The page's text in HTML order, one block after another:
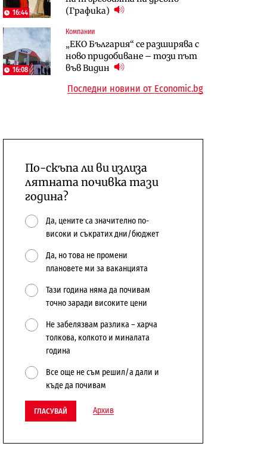
16:44
(Графика)
16:08
Компании
„ЕКО България“ се разширява с
ново придобиване – този път
във Видин
откажат напълно от Google
Публични финанси
Общините вече зависят от
централната власт за 75% от
население и все повече сгради
Компании
А1 отново е лидер при
технологичните компании и
Последни новини от Economic.bg
По-скъпа ли ви излиза
лятната почивка тази
година?
Да, цените са значително по-
високи и съкратих дни/бюджет
Да, но това не промени
плановете ми за ваканцията
Тази година няма да почивам
точно заради високите цени
Не забелязвам разлика – харча
толкова, колкото и миналата
година
Все още не съм решил/а дали и
къде да почивам
ГЛАСУВАЙ Архив